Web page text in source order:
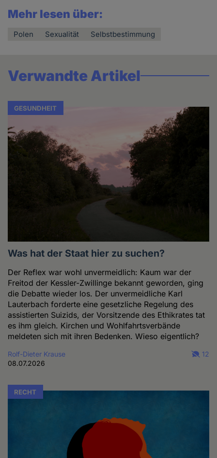
Mehr lesen über:
Polen Sexualität Selbstbestimmung
Verwandte Artikel
GESUNDHEIT
Was hat der Staat hier zu suchen?
Der Reflex war wohl unvermeidlich: Kaum war der
Freitod der Kessler-Zwillinge bekannt geworden, ging
die Debatte wieder los. Der unvermeidliche Karl
Lauterbach forderte eine gesetzliche Regelung des
assistierten Suizids, der Vorsitzende des Ethikrates tat
es ihm gleich. Kirchen und Wohlfahrtsverbände
meldeten sich mit ihren Bedenken. Wieso eigentlich?
Rolf-Dieter Krause
08.07.2026
12
RECHT